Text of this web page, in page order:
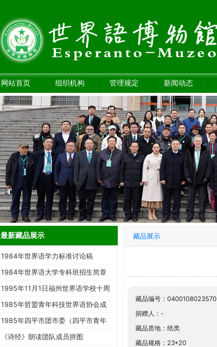
网站首页 组织机构 管理规定 新闻动态
最新藏品展示
1984年世界语学力标准讨论稿
1984年世界语大学专科班招生简章
1995年11月1日福州世界语学校十周
年庆典请柬
1985年哲盟青年科技世界语协会成
立大会请柬
1985年四平市团市委（四平市青年
世协筹）请柬
《诗经》朗读团队成员拼图
藏品展示
藏品编号：0400108023570
捐赠人：-
藏品质地：纸类
藏品规格：23*20